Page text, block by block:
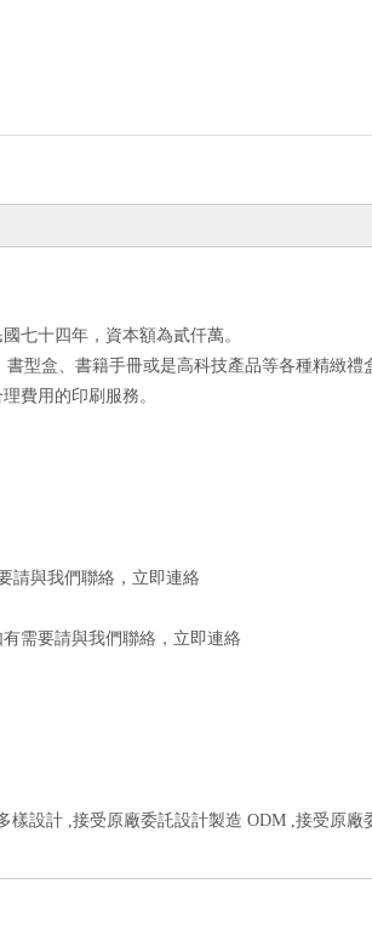
七十四年，資本額為貳仟萬。
型盒、書籍手冊或是高科技產品等各種精緻禮
費用的印刷服務。
請與我們聯絡， 立即連絡
需要請與我們聯絡， 立即連絡
設計 ,接受原廠委託設計製造 ODM ,接受原廠